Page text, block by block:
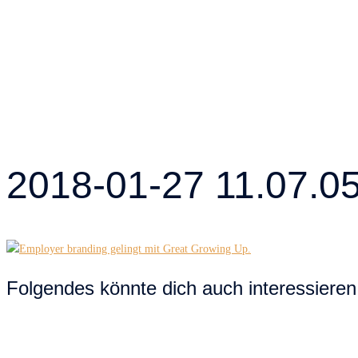
2018-01-27
Folgendes könnte dich auch